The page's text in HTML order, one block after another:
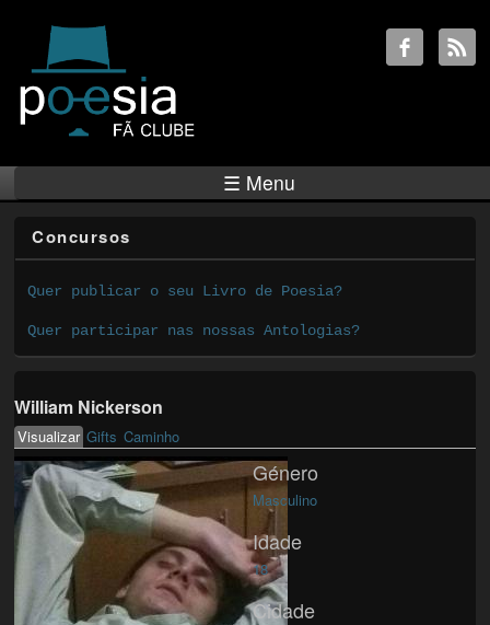
☰ Menu
Concursos
Quer publicar o seu Livro de Poesia?
Quer participar nas nossas Antologias?
William Nickerson
Primary tabs
Visualizar(active tab)
Gifts Caminho
Género
Masculino
Idade
18
Cidade